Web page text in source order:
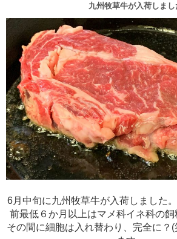
九州牧草牛が入荷しまし
6月中旬に九州牧草牛が入荷しました
前最低６か月以上はマメ科イネ科の飼
その間に細胞は入れ替わり、完全に？(